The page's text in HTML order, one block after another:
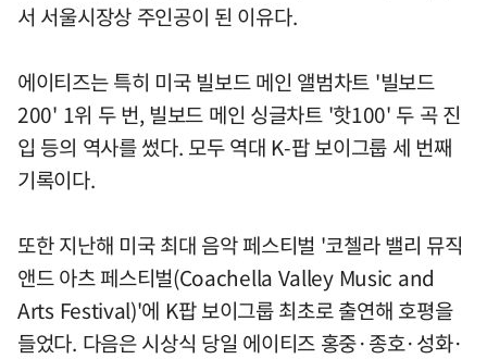
서 서울시장상 주인공이 된 이유다.
에이티즈는 특히 미국 빌보드 메인 앨범차트 '빌보드
200' 1위 두 번, 빌보드 메인 싱글차트 '핫100' 두 곡 진
입 등의 역사를 썼다. 모두 역대 K-팝 보이그룹 세 번째
기록이다.
또한 지난해 미국 최대 음악 페스티벌 '코첼라 밸리 뮤직
앤드 아츠 페스티벌(Coachella Valley Music and
Arts Festival)'에 K팝 보이그룹 최초로 출연해 호평을
들었다. 다음은 시상식 당일 에이티즈 홍중·종호·성화·